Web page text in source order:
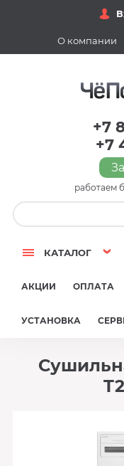
О компании
+7
+7
работаем
КАТАЛОГ
АКЦИИ ОПЛАТА
УСТАНОВКА